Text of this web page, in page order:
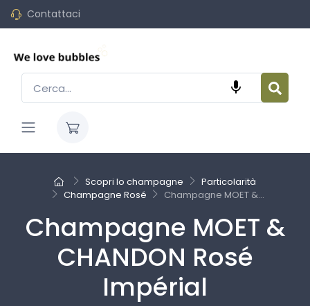
Contattaci

Scopri lo champagne
Particolarità
Champagne Rosé
Champagne MOET &...
Champagne MOET &
CHANDON Rosé
Impérial